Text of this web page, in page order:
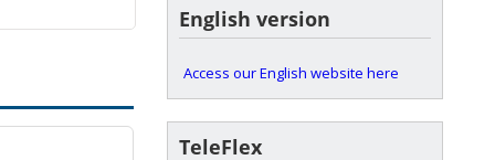
English version
Access our English website here
TeleFlex